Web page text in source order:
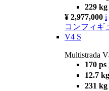
229 kg
¥ 2,977,000 i
コンフィギ
V4 S
Multistrada
170 ps
12.7
231 kg